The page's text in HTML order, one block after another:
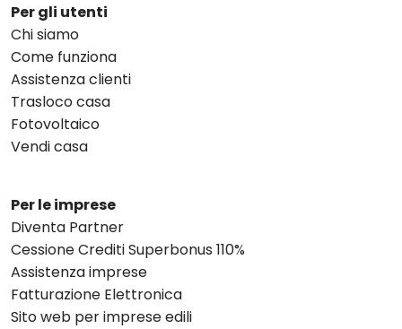
Per gli utenti
Chi siamo
Come funziona
Assistenza clienti
Trasloco casa
Fotovoltaico
Vendi casa
Per le imprese
Diventa Partner
Cessione Crediti Superbonus 110%
Assistenza imprese
Fatturazione Elettronica
Sito web per imprese edili